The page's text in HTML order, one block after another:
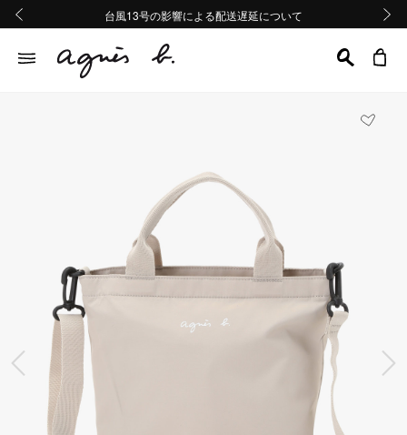
熊本地域地震の影響による配送遅延について
Summer Sale 2buy10%OFF!!
台風13号の影響による配送遅延について
熊本地域地震の影響による配送遅延について
Summer Sale 2buy10%OFF!!
前の画像